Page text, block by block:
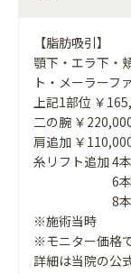
【脂肪吸引】
顎下・エラ下・
ト・メーラーフ
上記1部位 ￥
二の腕 ￥
肩追加 ￥
糸リフト追加 4
6本 ￥
8本 ￥
※施術当時
※モニター価格
詳細は当院の公